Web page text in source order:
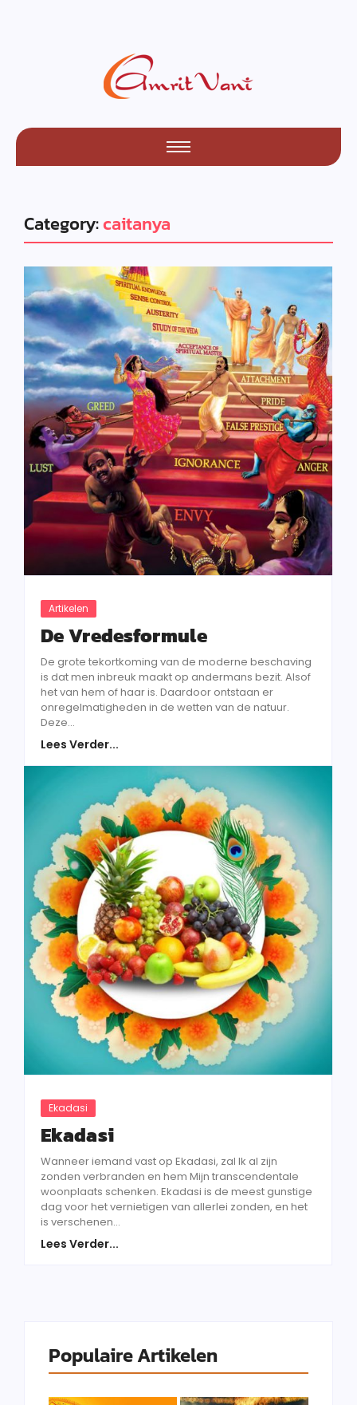
Category:caitanya
Artikelen
De Vredesformule
De grote tekortkoming van de moderne beschaving
is dat men inbreuk maakt op andermans bezit. Alsof
het van hem of haar is. Daardoor ontstaan er
onregelmatigheden in de wetten van de natuur.
Deze...
Lees Verder...
Ekadasi
Ekadasi
Wanneer iemand vast op Ekadasi, zal lk al zijn
zonden verbranden en hem Mijn transcendentale
woonplaats schenken. Ekadasi is de meest gunstige
dag voor het vernietigen van allerlei zonden, en het
is verschenen...
Lees Verder...
Populaire Artikelen